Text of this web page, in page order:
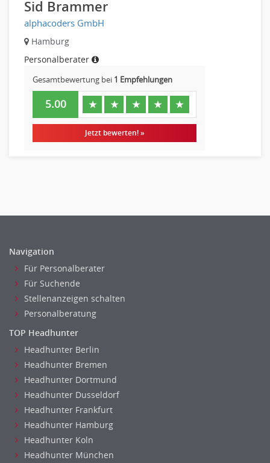
Sid Brammer
alphacoders GmbH
Hamburg
Personalberater
Gesamtbewertung bei 1 Empfehlungen
5.00 ★ ★ ★ ★ ★
Jetzt bewerten! »
Navigation
Für Personalberater
Für Suchende
Stellenanzeigen schalten
Personalberatung
TOP Headhunter
Headhunter Berlin
Headhunter Bremen
Headhunter Dortmund
Headhunter Dusseldorf
Headhunter Frankfurt
Headhunter Hamburg
Headhunter Koln
Headhunter München